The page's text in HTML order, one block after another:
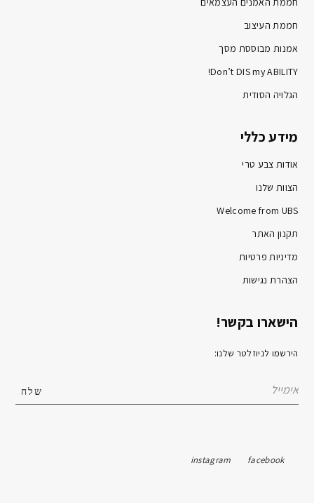
חממת העיצוב
אמנות מבוססת מסך
Don’t DIS my ABILITY!
הגלויה הסודית
מידע כללי
אודות צבע טרי
הצוות שלנו
Welcome from UBS
תקנון האתר
מדיניות פרטיות
הצהרת נגישות
הישארו בקשר!
הירשמו לניוזלטר שלנו:
facebook
instagram